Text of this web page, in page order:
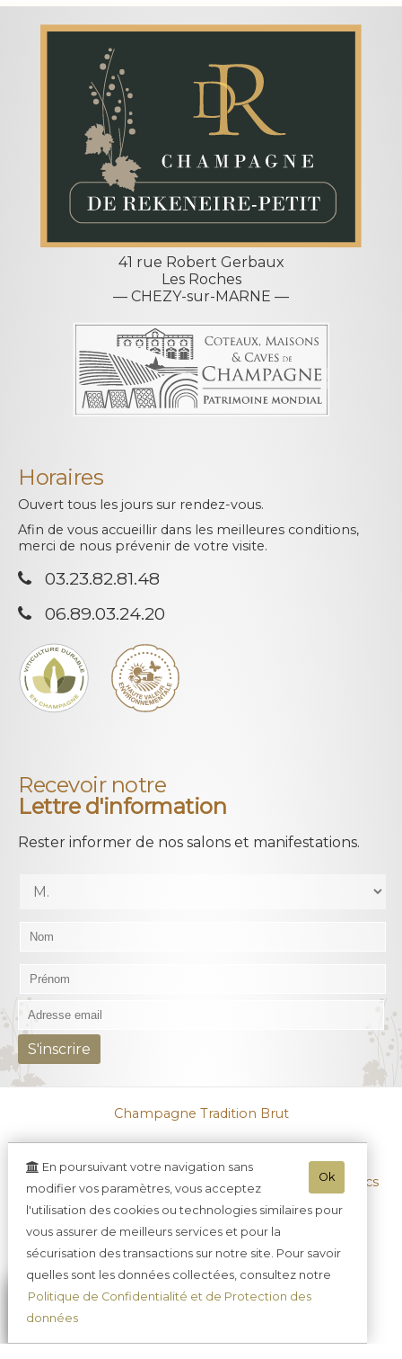
41 rue Robert Gerbaux
Les Roches
— CHEZY-sur-MARNE —
Horaires
Ouvert tous les jours sur rendez-vous.
Afin de vous accueillir dans les meilleures conditions,
merci de nous prévenir de votre visite.
03.23.82.81.48
06.89.03.24.20
Recevoir notre
Lettre d'information
Rester informer de nos salons et manifestations.
Champagne Tradition Brut
Champagne Tradition Demi-sec
Champagne Prestige Champagne Blanc de Blancs
Champagne Rosé Champagne Millésime
Champagne Grande Sélection
Coffret Champagne et chocolats
Ok
En poursuivant votre navigation sans
modifier vos paramètres, vous acceptez
l'utilisation des cookies ou technologies similaires pour
vous assurer de meilleurs services et pour la
sécurisation des transactions sur notre site. Pour savoir
quelles sont les données collectées, consultez notre
Politique de Confidentialité et de Protection des
données